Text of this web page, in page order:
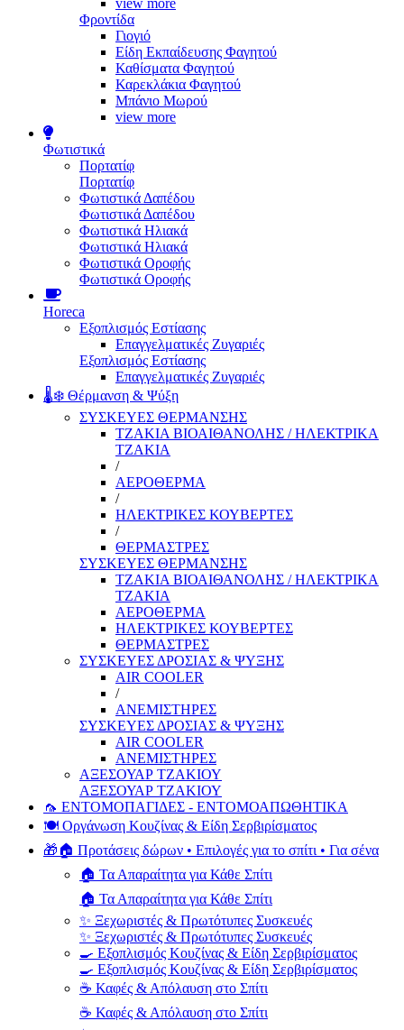
view more
Φροντίδα
Γιογιό
Είδη Εκπαίδευσης Φαγητού
Καθίσματα Φαγητού
Καρεκλάκια Φαγητού
Μπάνιο Μωρού
view more
Φωτιστικά
Πορτατίφ
Πορτατίφ
Φωτιστικά Δαπέδου
Φωτιστικά Δαπέδου
Φωτιστικά Ηλιακά
Φωτιστικά Ηλιακά
Φωτιστικά Οροφής
Φωτιστικά Οροφής
Horeca
Εξοπλισμός Εστίασης
Επαγγελματικές Ζυγαριές
Εξοπλισμός Εστίασης
Επαγγελματικές Ζυγαριές
🌡️❄️ Θέρμανση & Ψύξη
ΣΥΣΚΕΥΕΣ ΘΕΡΜΑΝΣΗΣ
ΤΖΑΚΙΑ ΒΙΟΑΙΘΑΝΟΛΗΣ / ΗΛΕΚΤΡΙΚΑ
ΤΖΑΚΙΑ
/
ΑΕΡΟΘΕΡΜΑ
/
ΗΛΕΚΤΡΙΚΕΣ ΚΟΥΒΕΡΤΕΣ
/
ΘΕΡΜΑΣΤΡΕΣ
ΣΥΣΚΕΥΕΣ ΘΕΡΜΑΝΣΗΣ
ΤΖΑΚΙΑ ΒΙΟΑΙΘΑΝΟΛΗΣ / ΗΛΕΚΤΡΙΚΑ
ΤΖΑΚΙΑ
ΑΕΡΟΘΕΡΜΑ
ΗΛΕΚΤΡΙΚΕΣ ΚΟΥΒΕΡΤΕΣ
ΘΕΡΜΑΣΤΡΕΣ
ΣΥΣΚΕΥΕΣ ΔΡΟΣΙΑΣ & ΨΥΞΗΣ
AIR COOLER
/
ΑΝΕΜΙΣΤΗΡΕΣ
ΣΥΣΚΕΥΕΣ ΔΡΟΣΙΑΣ & ΨΥΞΗΣ
AIR COOLER
ΑΝΕΜΙΣΤΗΡΕΣ
ΑΞΕΣΟΥΑΡ ΤΖΑΚΙΟΥ
ΑΞΕΣΟΥΑΡ ΤΖΑΚΙΟΥ
🦟 ΕΝΤΟΜΟΠΑΓΙΔΕΣ - ΕΝΤΟΜΟΑΠΩΘΗΤΙΚΑ
🍽️ Οργάνωση Κουζίνας & Είδη Σερβιρίσματος
🎁🏠 Προτάσεις δώρων • Επιλογές για το σπίτι • Για σένα
🏠 Τα Απαραίτητα για Κάθε Σπίτι
🏠 Τα Απαραίτητα για Κάθε Σπίτι
✨ Ξεχωριστές & Πρωτότυπες Συσκευές
✨ Ξεχωριστές & Πρωτότυπες Συσκευές
🍳 Εξοπλισμός Κουζίνας & Είδη Σερβιρίσματος
🍳 Εξοπλισμός Κουζίνας & Είδη Σερβιρίσματος
☕ Καφές & Απόλαυση στο Σπίτι
☕ Καφές & Απόλαυση στο Σπίτι